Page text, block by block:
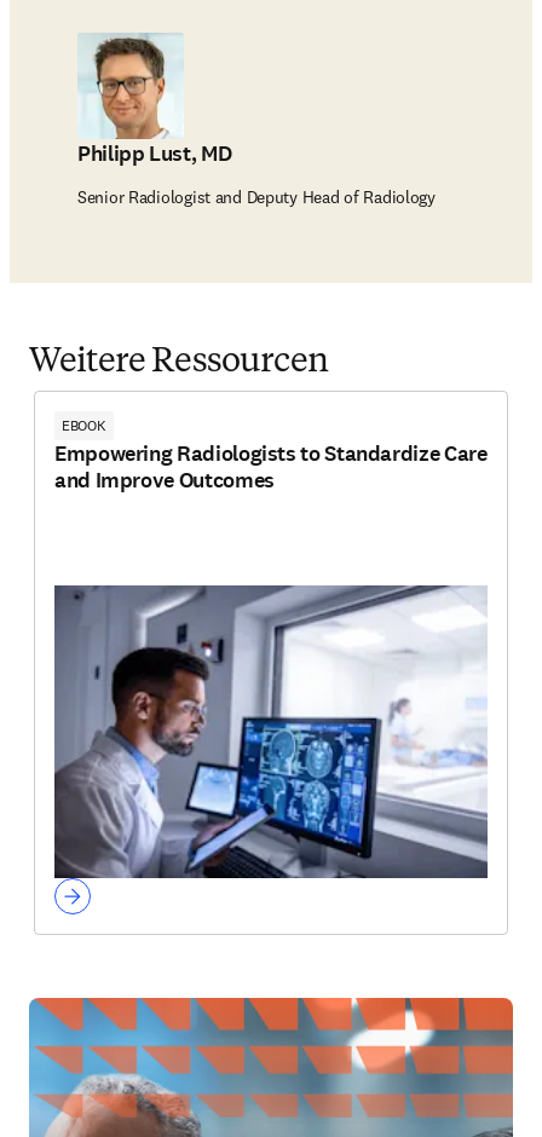
Philipp Lust, MD
Senior Radiologist and Deputy Head of Radiology
Weitere Ressourcen
EBOOK
Empowering Radiologists to Standardize Care
and Improve Outcomes